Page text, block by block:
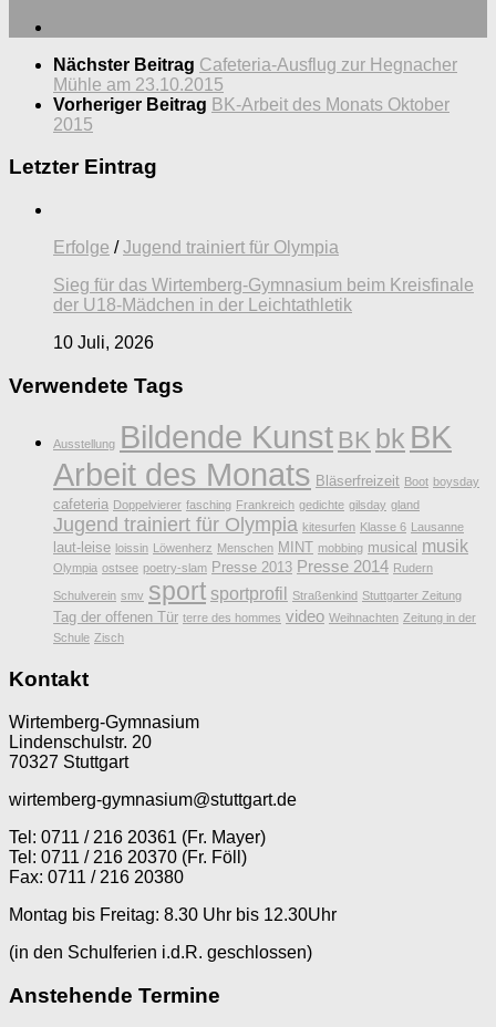
Nächster Beitrag Cafeteria-Ausflug zur Hegnacher
Mühle am 23.10.2015
Vorheriger Beitrag BK-Arbeit des Monats Oktober
2015
Letzter Eintrag
Erfolge /Jugend trainiert für Olympia
Sieg für das Wirtemberg-Gymnasium beim Kreisfinale
der U18-Mädchen in der Leichtathletik
10 Juli, 2026
Verwendete Tags
Ausstellung Bildende Kunst BK bk BK
Arbeit des Monats Bläserfreizeit Boot boysday
cafeteria Doppelvierer fasching Frankreich gedichte gilsday gland
Jugend trainiert für Olympia kitesurfen Klasse 6 Lausanne
laut-leise loissin Löwenherz Menschen MINT mobbing musical musik
Olympia ostsee poetry-slam Presse 2013 Presse 2014 Rudern
Schulverein smv sport sportprofil Straßenkind Stuttgarter Zeitung
Tag der offenen Tür terre des hommes video Weihnachten Zeitung in der
Schule Zisch
Kontakt
Wirtemberg-Gymnasium
Lindenschulstr. 20
70327 Stuttgart
wirtemberg-gymnasium@stuttgart.de
Tel: 0711 / 216 20361 (Fr. Mayer)
Tel: 0711 / 216 20370 (Fr. Föll)
Fax: 0711 / 216 20380
Montag bis Freitag: 8.30 Uhr bis 12.30Uhr
(in den Schulferien i.d.R. geschlossen)
Anstehende Termine